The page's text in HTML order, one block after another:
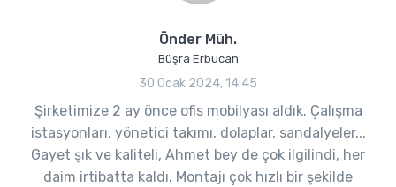
Önder Müh.
Büşra Erbucan
30 Ocak 2024, 14:45
Şirketimize 2 ay önce ofis mobilyası aldık. Çalışma
istasyonları, yönetici takımı, dolaplar, sandalyeler...
Gayet şık ve kaliteli, Ahmet bey de çok ilgilindi, her
daim irtibatta kaldı. Montajı çok hızlı bir şekilde